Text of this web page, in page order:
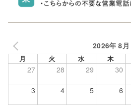
2026年 8月
月 火 水 木
27 28 29 30
3 4 5 6